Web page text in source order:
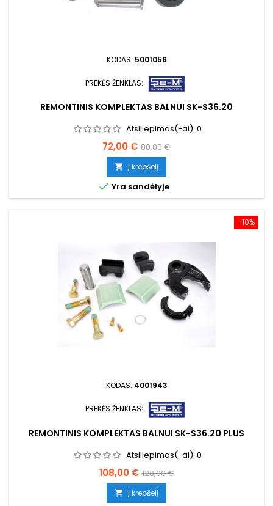
KODAS: 5001056
PREKĖS ŽENKLAS:
REMONTINIS KOMPLEKTAS BALNUI SK-S36.20
Atsiliepimas(-ai): 0
Kaina
72,00 € Bazinė
kaina
80,00 €
 Į krepšelį
 Yra sandėlyje
−10%
KODAS: 4001943
PREKĖS ŽENKLAS:
REMONTINIS KOMPLEKTAS BALNUI SK-S36.20 PLUS
Atsiliepimas(-ai): 0
Kaina
108,00 € Bazinė
kaina
120,00 €
 Į krepšelį